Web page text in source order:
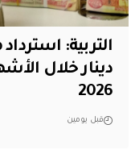
التربية:
دينار خلال
2026
قبل يومين